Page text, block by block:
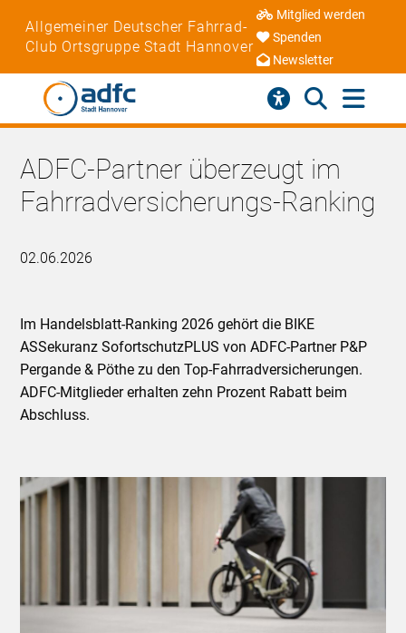
Allgemeiner Deutscher Fahrrad-
Club Ortsgruppe Stadt Hannover
Mitglied werden
Spenden
Newsletter
ADFC-Partner überzeugt im
Fahrradversicherungs-Ranking
02.06.2026
Im Handelsblatt-Ranking 2026 gehört die BIKE
ASSekuranz SofortschutzPLUS von ADFC-Partner P&P
Pergande & Pöthe zu den Top-Fahrradversicherungen.
ADFC-Mitglieder erhalten zehn Prozent Rabatt beim
Abschluss.